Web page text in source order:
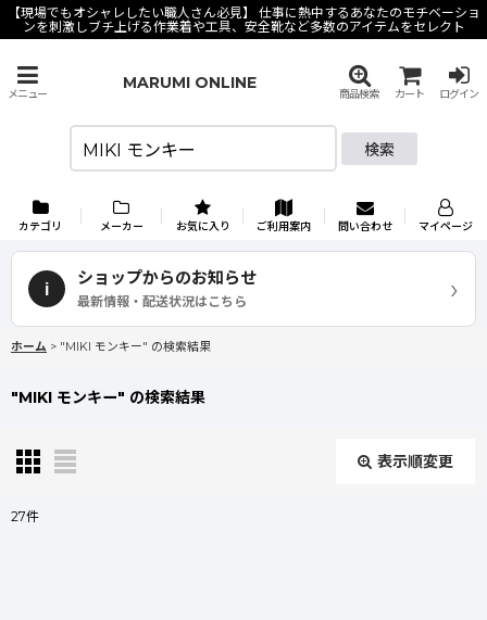
【現場でもオシャレしたい職人さん必見】 仕事に熱中するあなたのモチベーショ
ンを刺激しブチ上げる作業着や工具、安全靴など多数のアイテムをセレクト
メニュー
MARUMI ONLINE
商品検索 カート ログイン
検索
カテゴリ メーカー お気に入り ご利用案内 問い合わせ マイページ
i
ショップからのお知らせ
最新情報・配送状況はこちら ›
ホーム > "MIKI モンキー" の検索結果
"MIKI モンキー" の検索結果
表示順変更
27件